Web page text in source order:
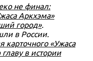
не финал:
Аркхэма»
город».
в России.
«Ужаса
в истории